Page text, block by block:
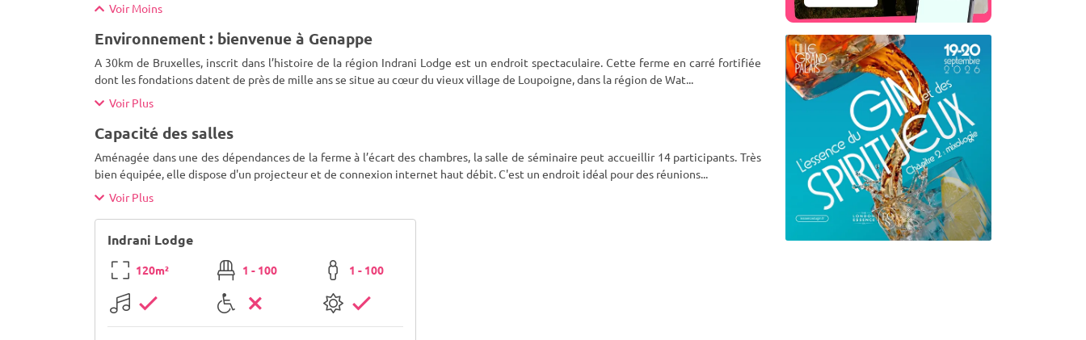
Voir Moins
Environnement : bienvenue à Genappe
A 30km de Bruxelles, inscrit dans l’histoire de la région Indrani Lodge est un endroit spectaculaire. Cette ferme en carré fortifiée
dont les fondations datent de près de mille ans se situe au cœur du vieux village de Loupoigne, dans la région de Wat...
Voir Plus
Capacité des salles
Aménagée dans une des dépendances de la ferme à l’écart des chambres, la salle de séminaire peut accueillir 14 participants. Très
bien équipée, elle dispose d'un projecteur et de connexion internet haut débit. C'est un endroit idéal pour des réunions...
Voir Plus
Indrani Lodge
120m² 1 - 100 1 - 100